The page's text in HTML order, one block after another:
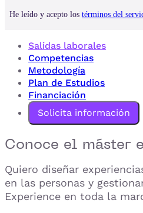
Salidas laborales
Competencias
Metodología
Plan de Estudios
Financiación
Solicita información
Conoce el máster
Quiero diseñar
en las personas y
Experience en toda la